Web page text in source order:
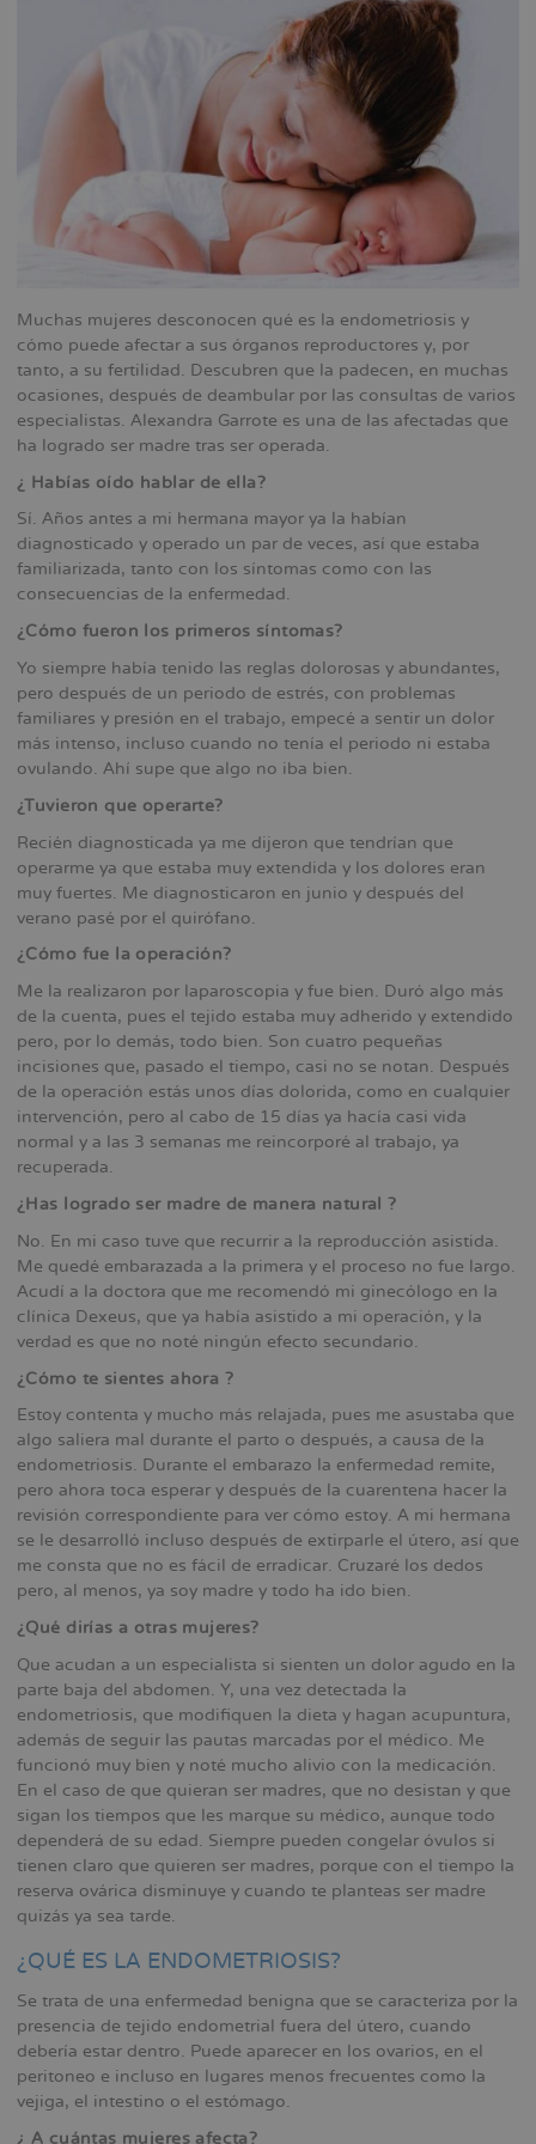
Muchas mujeres desconocen qué es la endometriosis y
cómo puede afectar a sus órganos reproductores y, por
tanto, a su fertilidad. Descubren que la padecen, en muchas
ocasiones, después de deambular por las consultas de varios
especialistas. Alexandra Garrote es una de las afectadas que
ha logrado ser madre tras ser operada.
¿ Habías oído hablar de ella?
Sí. Años antes a mi hermana mayor ya la habían
diagnosticado y operado un par de veces, así que estaba
familiarizada, tanto con los síntomas como con las
consecuencias de la enfermedad.
¿Cómo fueron los primeros síntomas?
Yo siempre había tenido las reglas dolorosas y abundantes,
pero después de un periodo de estrés, con problemas
familiares y presión en el trabajo, empecé a sentir un dolor
más intenso, incluso cuando no tenía el periodo ni estaba
ovulando. Ahí supe que algo no iba bien.
¿Tuvieron que operarte?
Recién diagnosticada ya me dijeron que tendrían que
operarme ya que estaba muy extendida y los dolores eran
muy fuertes. Me diagnosticaron en junio y después del
verano pasé por el quirófano.
¿Cómo fue la operación?
Me la realizaron por laparoscopia y fue bien. Duró algo más
de la cuenta, pues el tejido estaba muy adherido y extendido
pero, por lo demás, todo bien. Son cuatro pequeñas
incisiones que, pasado el tiempo, casi no se notan. Después
de la operación estás unos días dolorida, como en cualquier
intervención, pero al cabo de 15 días ya hacía casi vida
normal y a las 3 semanas me reincorporé al trabajo, ya
recuperada.
¿Has logrado ser madre de manera natural ?
No. En mi caso tuve que recurrir a la reproducción asistida.
Me quedé embarazada a la primera y el proceso no fue largo.
Acudí a la doctora que me recomendó mi ginecólogo en la
clínica Dexeus, que ya había asistido a mi operación, y la
verdad es que no noté ningún efecto secundario.
¿Cómo te sientes ahora ?
Estoy contenta y mucho más relajada, pues me asustaba que
algo saliera mal durante el parto o después, a causa de la
endometriosis. Durante el embarazo la enfermedad remite,
pero ahora toca esperar y después de la cuarentena hacer la
revisión correspondiente para ver cómo estoy. A mi hermana
se le desarrolló incluso después de extirparle el útero, así que
me consta que no es fácil de erradicar. Cruzaré los dedos
pero, al menos, ya soy madre y todo ha ido bien.
¿Qué dirías a otras mujeres?
Que acudan a un especialista si sienten un dolor agudo en la
parte baja del abdomen. Y, una vez detectada la
endometriosis, que modifiquen la dieta y hagan acupuntura,
además de seguir las pautas marcadas por el médico. Me
funcionó muy bien y noté mucho alivio con la medicación.
En el caso de que quieran ser madres, que no desistan y que
sigan los tiempos que les marque su médico, aunque todo
dependerá de su edad. Siempre pueden congelar óvulos si
tienen claro que quieren ser madres, porque con el tiempo la
reserva ovárica disminuye y cuando te planteas ser madre
quizás ya sea tarde.
¿QUÉ ES LA ENDOMETRIOSIS?
Se trata de una enfermedad benigna que se caracteriza por la
presencia de tejido endometrial fuera del útero, cuando
debería estar dentro. Puede aparecer en los ovarios, en el
peritoneo e incluso en lugares menos frecuentes como la
vejiga, el intestino o el estómago.
¿ A cuántas mujeres afecta?